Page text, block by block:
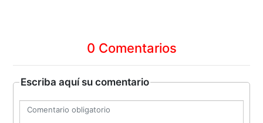
0 Comentarios
Escriba aquí su comentario